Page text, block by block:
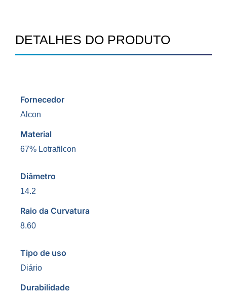
DETALHES DO PRODUTO
Fornecedor
Alcon
Material
67% Lotrafilcon
Diâmetro
14.2
Raio da Curvatura
8.60
Tipo de uso
Diário
Durabilidade